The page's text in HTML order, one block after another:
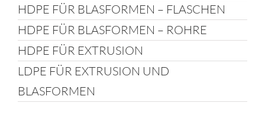
Nachhaltigkeit
HDPE FÜR BLASFORMEN – FLASCHEN
HDPE FÜR BLASFORMEN – ROHRE
HDPE FÜR EXTRUSION
LDPE FÜR EXTRUSION UND
BLASFORMEN